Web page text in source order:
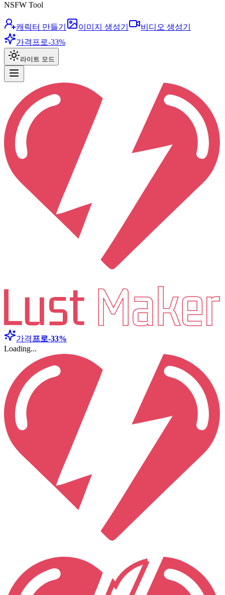
NSFW Tool
캐릭터 만들기 이미지 생성기
비디오 생성기
가격 프로-33%
라이트 모드
가격프로-33%
Loading...